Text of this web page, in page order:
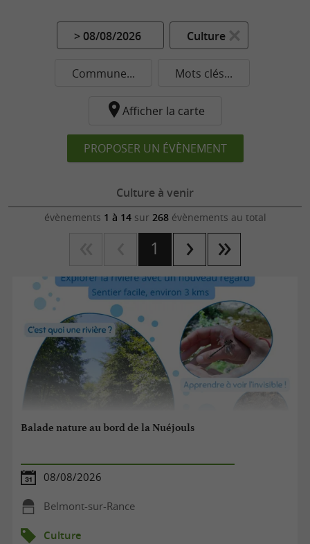
> 08/08/2026 Culture
Commune... Mots clés...
Afficher la carte
PROPOSER UN ÉVÈNEMENT
Culture à venir
évènements 1 à 14sur 268évènements au total
1
Balade nature au bord de la Nuéjouls
08/08/2026
Belmont-sur-Rance
Culture